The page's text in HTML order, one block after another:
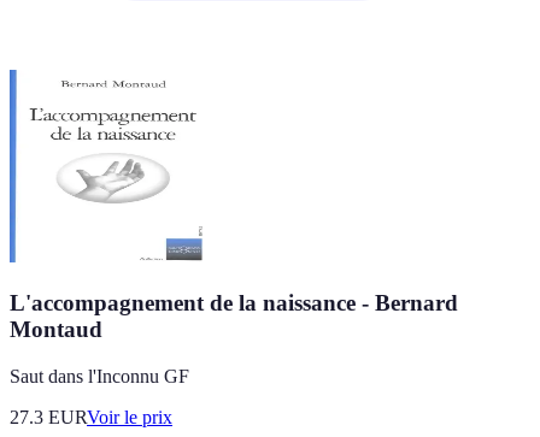
L'accompagnement de la naissance - Bernard
Montaud
Saut dans l'Inconnu GF
27.3 EURVoir le prix